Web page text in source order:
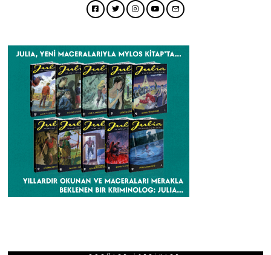
Facebook
TwitterInstagram
YouTubeEmail